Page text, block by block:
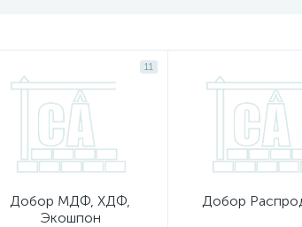
11
Добор МДФ, ХДФ,
Экошпон
Добор